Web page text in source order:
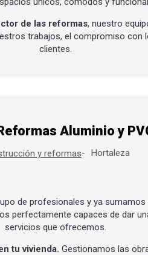
de las reformas, nuestro
trabajos, el compromiso
clientes.
Aluminio y
y reformas Hortaleza
de profesionales y ya
perfectamente capaces de dar
servicios que ofrecemos.
tu vivienda. Gestionamos las